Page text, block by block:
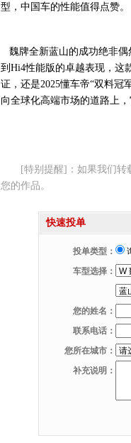
型，中国车的性能值得点赞。
魏牌全新蓝山的成功绝非偶
到Hi4性能版的卓越表现，这
证，还是2025懂车帝“双料冠
向全球化高端市场的道路上
[特别提醒]：如果我们转
您的作品。
快速投单
投单类型：
车型选择：
您的姓名：
联系电话：
您所在城市：
补充说明：